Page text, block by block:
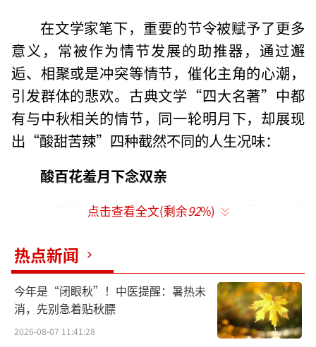
在文学家笔下，重要的节令被赋予了更多
意义，常被作为情节发展的助推器，通过邂
逅、相聚或是冲突等情节，催化主角的心潮，
引发群体的悲欢。古典文学“四大名著”中都
有与中秋相关的情节，同一轮明月下，却展现
出“酸甜苦辣”四种截然不同的人生况味：
酸百花羞月下念双亲
《西游记》以唐僧师徒四人取经路上的遭
彩刻画。书中虽未具体描写师徒四人如何过中
秋节，却在第二十八回《脱难江流来国土承恩
八戒转山林》中，借唐僧的眼睛，目睹了一段
月圆人难圆的中秋心酸事。
点击查看全文(剩余92%)
热点新闻
今年是“闭眼秋”！中医提醒：暑热未
消，先别急着贴秋膘
2026-08-07 11:41:28